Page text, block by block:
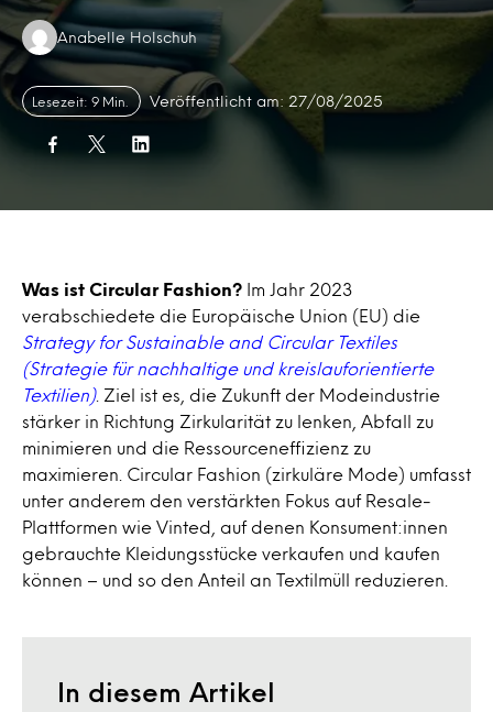
Authors:
Anabelle Holschuh
Lesezeit: 9 Min. Veröffentlicht am: 27/08/2025
Was ist Circular Fashion? Im Jahr 2023
verabschiedete die Europäische Union (EU) die
Strategy for Sustainable and Circular Textiles
(Strategie für nachhaltige und kreislauforientierte
Textilien). Ziel ist es, die Zukunft der Modeindustrie
stärker in Richtung Zirkularität zu lenken, Abfall zu
minimieren und die Ressourceneffizienz zu
maximieren. Circular Fashion (zirkuläre Mode) umfasst
unter anderem den verstärkten Fokus auf Resale-
Plattformen wie Vinted, auf denen Konsument:innen
gebrauchte Kleidungsstücke verkaufen und kaufen
können – und so den Anteil an Textilmüll reduzieren.
In diesem Artikel